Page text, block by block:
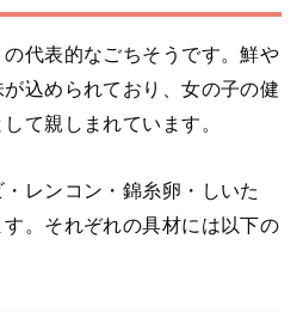
代表的なごちそうです。鮮や
込められており、女の子の健
て親しまれています。
レンコン・錦糸卵・しいた
。それぞれの具材には以下の